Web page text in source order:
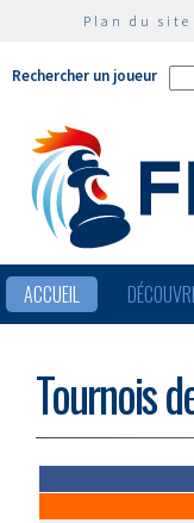
Plan du site
Rechercher un joueur
ACCUEIL
Tournois